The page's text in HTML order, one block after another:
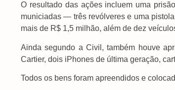
O resultado das ações incluem uma
municiadas — três revólveres e uma
mais de R$ 1,5 milhão, além de dez
Ainda segundo a Civil, também houve
Cartier, dois iPhones de última geração,
Todos os bens foram apreendidos e